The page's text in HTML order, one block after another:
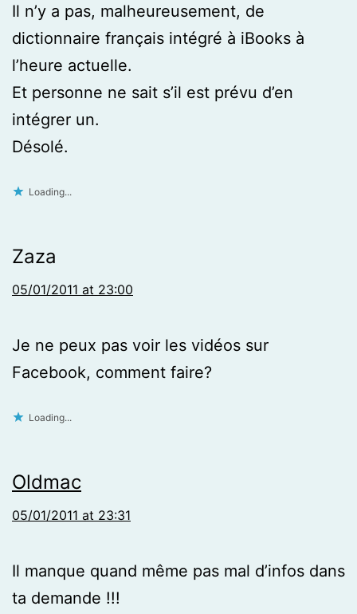
Il n’y a pas, malheureusement, de
dictionnaire français intégré à iBooks à
l’heure actuelle.
Et personne ne sait s’il est prévu d’en
intégrer un.
Désolé.
Loading...
Zaza
05/01/2011 at 23:00
Je ne peux pas voir les vidéos sur
Facebook, comment faire?
Loading...
Oldmac
05/01/2011 at 23:31
Il manque quand même pas mal d’infos dans
ta demande !!!